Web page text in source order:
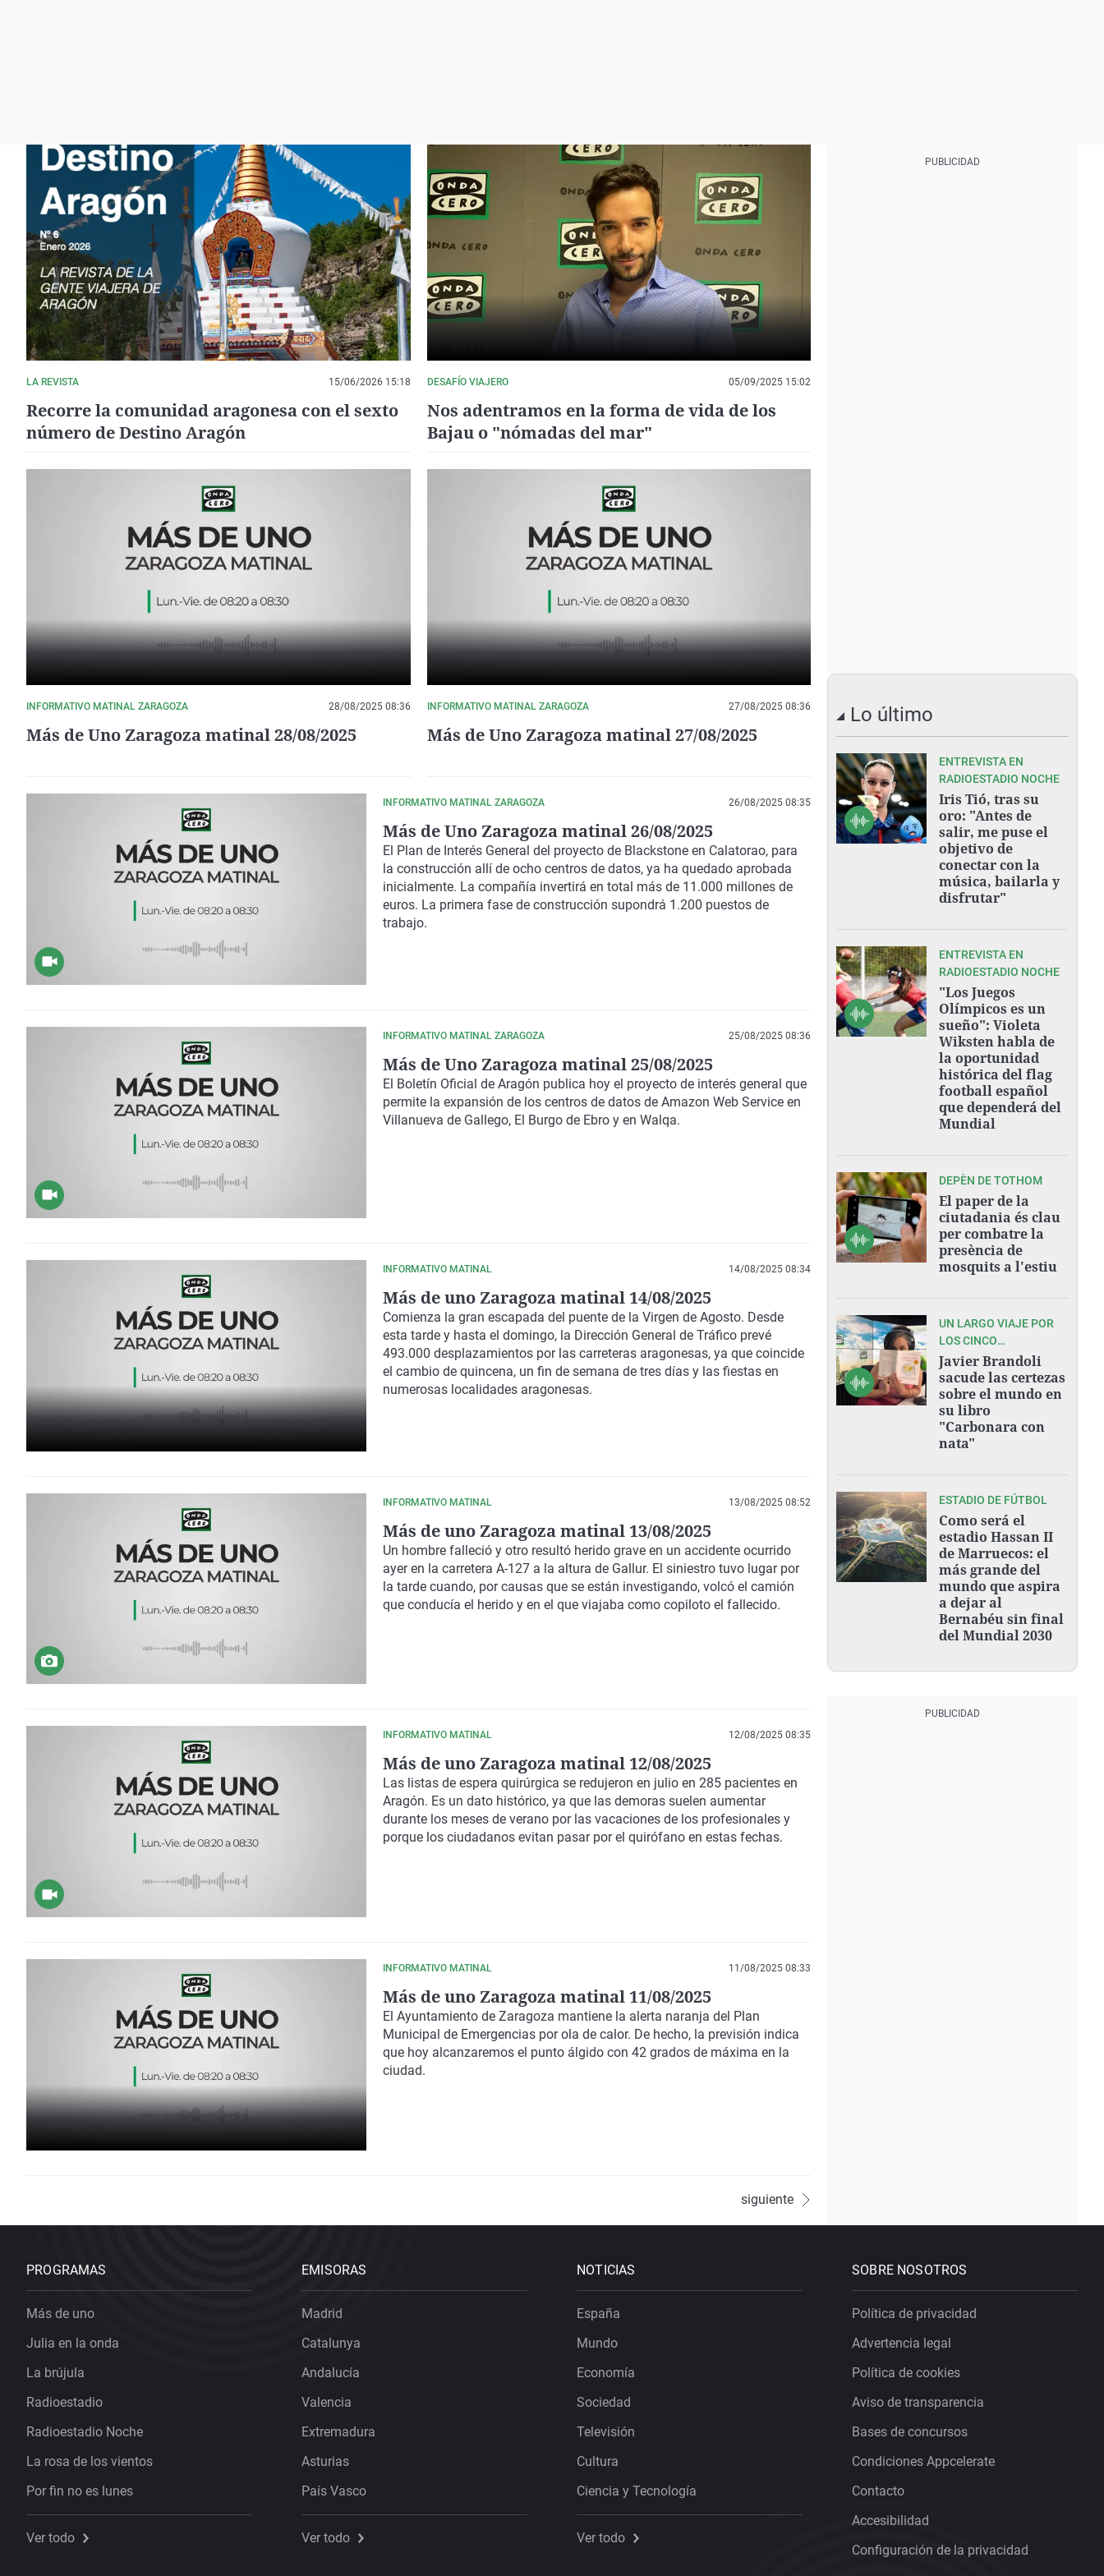
LA REVISTA 15/06/2026 15:18
Recorre la comunidad aragonesa con el sexto
número de Destino Aragón
DESAFÍO VIAJERO 05/09/2025 15:02
Nos adentramos en la forma de vida de los
Bajau o "nómadas del mar"
INFORMATIVO MATINAL ZARAGOZA 28/08/2025 08:36
Más de Uno Zaragoza matinal 28/08/2025
INFORMATIVO MATINAL ZARAGOZA 27/08/2025 08:36
Más de Uno Zaragoza matinal 27/08/2025
INFORMATIVO MATINAL ZARAGOZA 26/08/2025 08:35
Más de Uno Zaragoza matinal 26/08/2025
El Plan de Interés General del proyecto de Blackstone en Calatorao, para
la construcción allí de ocho centros de datos, ya ha quedado aprobada
inicialmente. La compañía invertirá en total más de 11.000 millones de
euros. La primera fase de construcción supondrá 1.200 puestos de
trabajo.
INFORMATIVO MATINAL ZARAGOZA 25/08/2025 08:36
Más de Uno Zaragoza matinal 25/08/2025
El Boletín Oficial de Aragón publica hoy el proyecto de interés general que
permite la expansión de los centros de datos de Amazon Web Service en
Villanueva de Gallego, El Burgo de Ebro y en Walqa.
INFORMATIVO MATINAL 14/08/2025 08:34
Más de uno Zaragoza matinal 14/08/2025
Comienza la gran escapada del puente de la Virgen de Agosto. Desde
esta tarde y hasta el domingo, la Dirección General de Tráfico prevé
493.000 desplazamientos por las carreteras aragonesas, ya que coincide
el cambio de quincena, un fin de semana de tres días y las fiestas en
numerosas localidades aragonesas.
INFORMATIVO MATINAL 13/08/2025 08:52
Más de uno Zaragoza matinal 13/08/2025
Un hombre falleció y otro resultó herido grave en un accidente ocurrido
ayer en la carretera A-127 a la altura de Gallur. El siniestro tuvo lugar por
la tarde cuando, por causas que se están investigando, volcó el camión
que conducía el herido y en el que viajaba como copiloto el fallecido.
INFORMATIVO MATINAL 12/08/2025 08:35
Más de uno Zaragoza matinal 12/08/2025
Las listas de espera quirúrgica se redujeron en julio en 285 pacientes en
Aragón. Es un dato histórico, ya que las demoras suelen aumentar
durante los meses de verano por las vacaciones de los profesionales y
porque los ciudadanos evitan pasar por el quirófano en estas fechas.
INFORMATIVO MATINAL 11/08/2025 08:33
Más de uno Zaragoza matinal 11/08/2025
El Ayuntamiento de Zaragoza mantiene la alerta naranja del Plan
Municipal de Emergencias por ola de calor. De hecho, la previsión indica
que hoy alcanzaremos el punto álgido con 42 grados de máxima en la
ciudad.
siguiente
Lo último
ENTREVISTA EN
RADIOESTADIO NOCHE
Iris Tió, tras su
oro: "Antes de
salir, me puse el
objetivo de
conectar con la
música, bailarla y
disfrutar"
ENTREVISTA EN
RADIOESTADIO NOCHE
"Los Juegos
Olímpicos es un
sueño": Violeta
Wiksten habla de
la oportunidad
histórica del flag
football español
que dependerá del
Mundial
DEPÈN DE TOTHOM
El paper de la
ciutadania és clau
per combatre la
presència de
mosquits a l'estiu
UN LARGO VIAJE POR
LOS CINCO
CONTINENTES
Javier Brandoli
sacude las certezas
sobre el mundo en
su libro
"Carbonara con
nata"
ESTADIO DE FÚTBOL
Como será el
estadio Hassan II
de Marruecos: el
más grande del
mundo que aspira
a dejar al
Bernabéu sin final
del Mundial 2030
PROGRAMAS
Más de uno
Julia en la onda
La brújula
Radioestadio
Radioestadio Noche
La rosa de los vientos
Por fin no es lunes
Ver todo
EMISORAS
Madrid
Catalunya
Andalucía
Valencia
Extremadura
Asturias
País Vasco
Ver todo
NOTICIAS
España
Mundo
Economía
Sociedad
Televisión
Cultura
Ciencia y Tecnología
Ver todo
SOBRE NOSOTROS
Política de privacidad
Advertencia legal
Política de cookies
Aviso de transparencia
Bases de concursos
Condiciones Appcelerate
Contacto
Accesibilidad
Configuración de la privacidad